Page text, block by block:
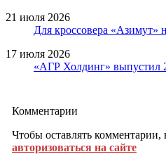
21 июля 2026
Для кроссовера «Азимут»
17 июля 2026
«АГР Холдинг» выпустил
Комментарии
Чтобы оставлять комментарии,
авторизоваться на сайте